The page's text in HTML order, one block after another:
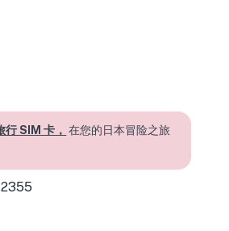
行 SIM 卡， 在您的日本冒险之旅